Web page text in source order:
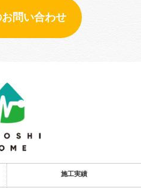
問い合わせ
施工実績